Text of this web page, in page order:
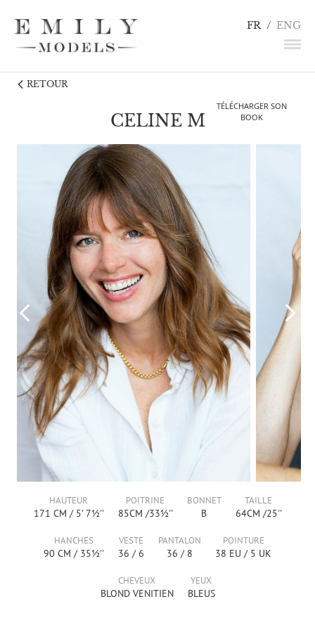
FR / ENG
NEWS
LINGERIE / DÉTAILS
INFLUENCEURS
CANDIDATURE
CONTACT
CELINE M
RETOUR
TÉLÉCHARGER SON
BOOK
HAUTEUR
171 CM / 5' 7½''
POITRINE
85CM /33½''
BONNET
B
TAILLE
64CM /25''
HANCHES
90 CM / 35½''
VESTE
36 /6
PANTALON
36 / 8
POINTURE
38 EU / 5 UK
CHEVEUX
BLOND VENITIEN
YEUX
BLEUS